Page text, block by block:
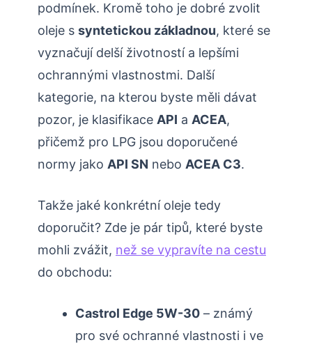
podmínek. Kromě toho je dobré zvolit
oleje s syntetickou základnou, které se
vyznačují delší životností a lepšími
ochrannými vlastnostmi. Další
kategorie, na kterou byste měli dávat
pozor, je klasifikace API a ACEA,
přičemž pro LPG jsou doporučené
normy jako API SN nebo ACEA C3.
Takže jaké konkrétní oleje tedy
doporučit? Zde je pár tipů, které byste
mohli zvážit, než se vypravíte na cestu
do obchodu:
Castrol Edge 5W-30 – známý
pro své ochranné vlastnosti i ve